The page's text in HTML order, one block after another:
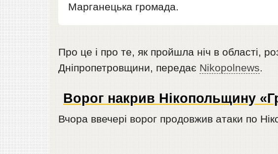
Марганецька громада.
Про це і про те, як пройшла ніч в області,
Дніпропетровщини, передає Nikopolnews.
Ворог накрив Нікопольщину
Вчора ввечері ворог продовжив атаки по